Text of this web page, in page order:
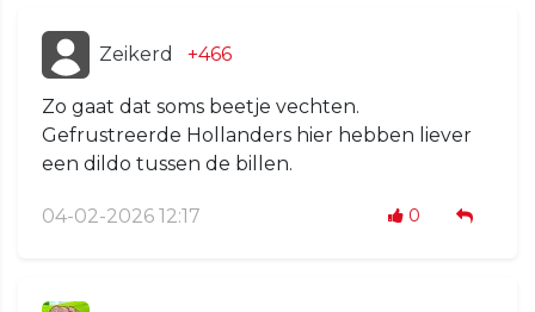
Zeikerd +466
Zo gaat dat soms beetje vechten.
Gefrustreerde Hollanders hier hebben liever
een dildo tussen de billen.
04-02-2026 12:17 0